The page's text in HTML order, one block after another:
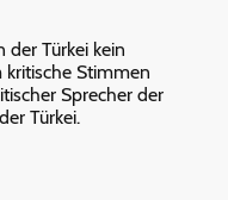
Türkei kein
kritische Stimmen
Sprecher der
Türkei.